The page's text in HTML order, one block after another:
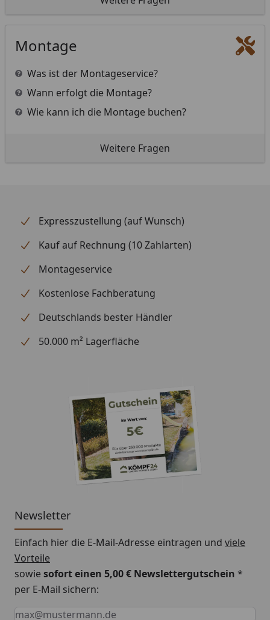
Montage
Was ist der Montageservice?
Wann erfolgt die Montage?
Wie kann ich die Montage buchen?
Weitere Fragen
Expresszustellung (auf Wunsch)
Kauf auf Rechnung (10 Zahlarten)
Montageservice
Kostenlose Fachberatung
Deutschlands bester Händler
50.000 m² Lagerfläche
Newsletter
Einfach hier die E-Mail-Adresse eintragen und viele
Vorteile
sowiesofort einen 5,00 € Newslettergutschein *
per E-Mail sichern:
Keine Eingabe erforderlich
Eingabe erforderlich
E-Mail *